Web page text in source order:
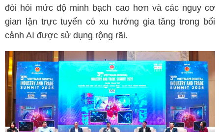
đòi hỏi mức độ minh bạch cao hơn và các nguy cơ
gian lận trực tuyến có xu hướng gia tăng trong bối
cảnh AI được sử dụng rộng rãi.